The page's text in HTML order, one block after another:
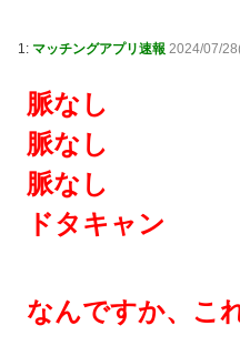
1: マッチングアプリ速報 2024/07/
脈なし
脈なし
脈なし
ドタキャン
なんですか、こ